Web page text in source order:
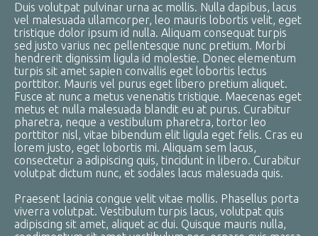
Duis volutpat pulvinar urna ac mollis. Nulla dapibus, lacus
vel malesuada ullamcorper, leo mauris lobortis velit, eget
tristique dolor ipsum id nulla. Aliquam consequat turpis
sed justo varius nec pellentesque nunc pretium. Morbi
hendrerit dignissim ligula id molestie. Donec elementum
turpis sit amet sapien convallis eget lobortis lectus
porttitor. Mauris vel purus eget libero pretium aliquet.
Fusce at nunc a metus venenatis tristique. Maecenas eget
metus et nulla malesuada blandit eu at purus. Curabitur
pharetra, neque a vestibulum pharetra, tortor leo
porttitor nisl, vitae bibendum elit ligula eget felis. Cras eu
lorem justo, eget lobortis mi. Aliquam sem lacus,
consectetur a adipiscing quis, tincidunt in libero. Curabitur
volutpat dictum nunc, et sodales lacus malesuada quis.
Praesent lacinia congue velit vitae mollis. Phasellus porta
viverra volutpat. Vestibulum turpis lacus, volutpat quis
adipiscing sit amet, aliquet ac dui. Quisque mauris nulla,